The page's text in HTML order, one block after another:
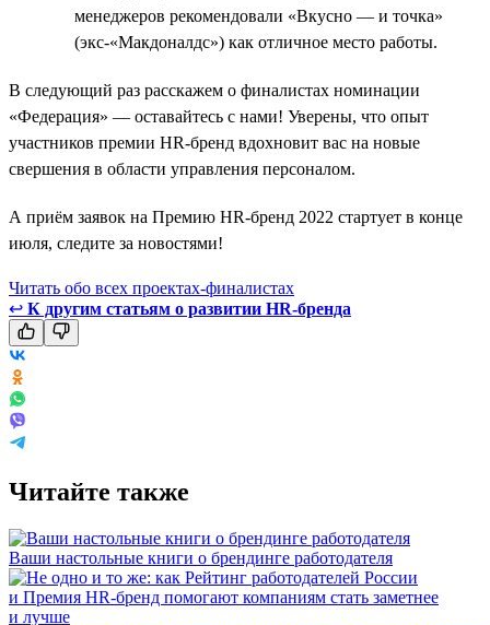
менеджеров рекомендовали «Вкусно — и точка»
(экс-«Макдоналдс») как отличное место работы.
В следующий раз расскажем о финалистах номинации
«Федерация» — оставайтесь с нами! Уверены, что опыт
участников премии HR-бренд вдохновит вас на новые
свершения в области управления персоналом.
А приём заявок на Премию HR-бренд 2022 стартует в конце
июля, следите за новостями!
Читать обо всех проектах-финалистах
↩ К другим статьям о развитии HR-бренда
Читайте также
Ваши настольные книги о брендинге работодателя